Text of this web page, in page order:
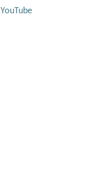
YouTube